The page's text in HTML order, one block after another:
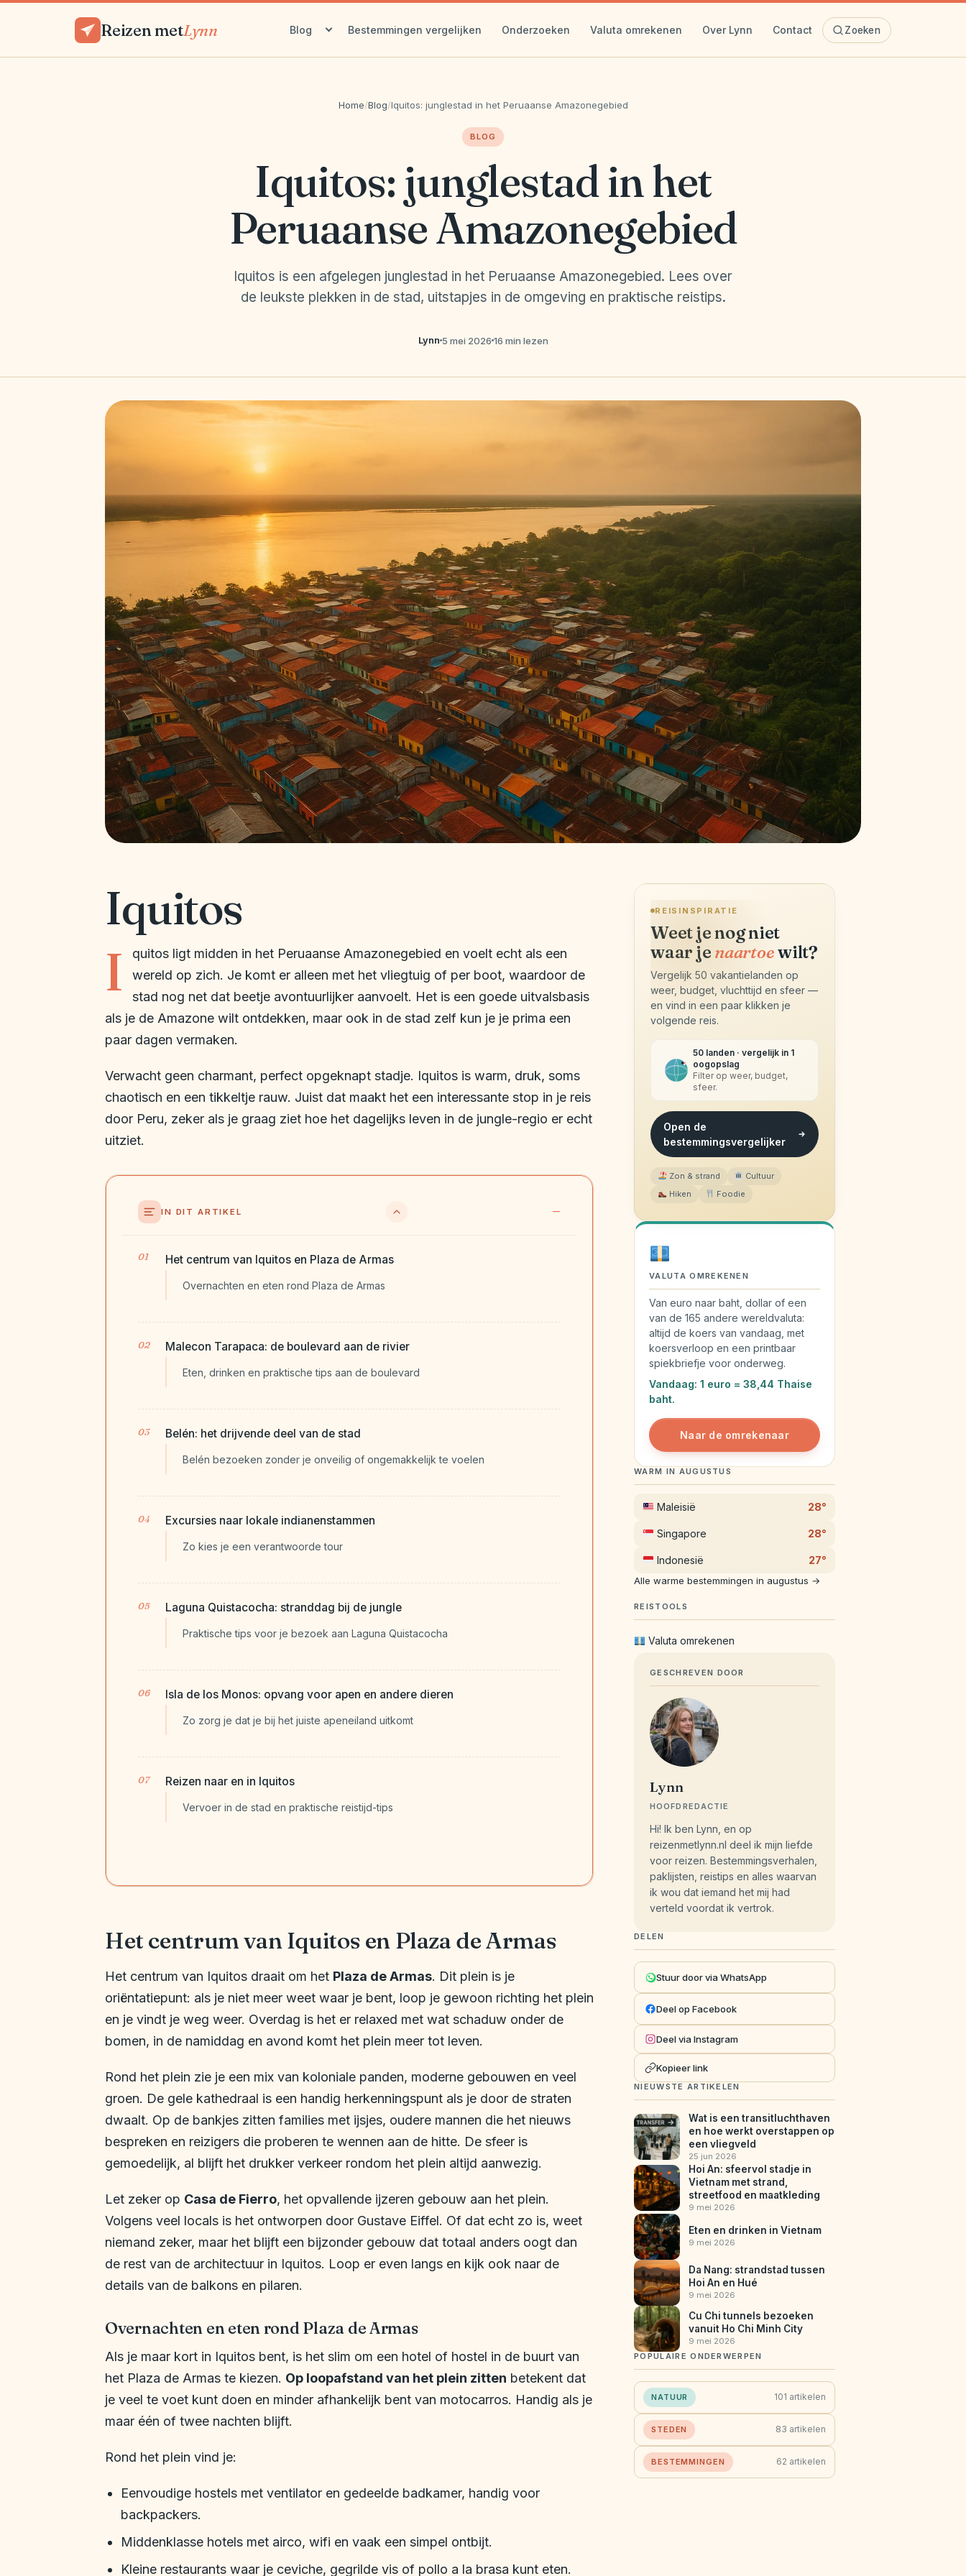
Reizen metLynn Blog Bestemmingen vergelijken Onderzoeken Valuta omrekenen Over Lynn Contact Zoeken
Home/Blog/Iquitos: junglestad in het Peruaanse Amazonegebied
BLOG
Iquitos: junglestad in het
Peruaanse Amazonegebied
Iquitos is een afgelegen junglestad in het Peruaanse Amazonegebied. Lees over
de leukste plekken in de stad, uitstapjes in de omgeving en praktische reistips.
Lynn 5 mei 2026 16 min lezen
Iquitos
I
quitos ligt midden in het Peruaanse Amazonegebied en voelt echt als een
wereld op zich. Je komt er alleen met het vliegtuig of per boot, waardoor de
stad nog net dat beetje avontuurlijker aanvoelt. Het is een goede uitvalsbasis
als je de Amazone wilt ontdekken, maar ook in de stad zelf kun je je prima een
paar dagen vermaken.
Verwacht geen charmant, perfect opgeknapt stadje. Iquitos is warm, druk, soms
chaotisch en een tikkeltje rauw. Juist dat maakt het een interessante stop in je reis
door Peru, zeker als je graag ziet hoe het dagelijks leven in de jungle-regio er echt
uitziet.
IN DIT ARTIKEL
Het centrum van Iquitos en Plaza de Armas
Overnachten en eten rond Plaza de Armas
Malecon Tarapaca: de boulevard aan de rivier
Eten, drinken en praktische tips aan de boulevard
Belén: het drijvende deel van de stad
Belén bezoeken zonder je onveilig of ongemakkelijk te voelen
Excursies naar lokale indianenstammen
Zo kies je een verantwoorde tour
Laguna Quistacocha: stranddag bij de jungle
Praktische tips voor je bezoek aan Laguna Quistacocha
Isla de los Monos: opvang voor apen en andere dieren
Zo zorg je dat je bij het juiste apeneiland uitkomt
Reizen naar en in Iquitos
Vervoer in de stad en praktische reistijd-tips
Het centrum van Iquitos en Plaza de Armas
Het centrum van Iquitos draait om het Plaza de Armas. Dit plein is je
oriëntatiepunt: als je niet meer weet waar je bent, loop je gewoon richting het plein
en je vindt je weg weer. Overdag is het er relaxed met wat schaduw onder de
bomen, in de namiddag en avond komt het plein meer tot leven.
Rond het plein zie je een mix van koloniale panden, moderne gebouwen en veel
groen. De gele kathedraal is een handig herkenningspunt als je door de straten
dwaalt. Op de bankjes zitten families met ijsjes, oudere mannen die het nieuws
bespreken en reizigers die proberen te wennen aan de hitte. De sfeer is
gemoedelijk, al blijft het drukker verkeer rondom het plein altijd aanwezig.
Let zeker op Casa de Fierro, het opvallende ijzeren gebouw aan het plein.
Volgens veel locals is het ontworpen door Gustave Eiffel. Of dat echt zo is, weet
niemand zeker, maar het blijft een bijzonder gebouw dat totaal anders oogt dan
de rest van de architectuur in Iquitos. Loop er even langs en kijk ook naar de
details van de balkons en pilaren.
Overnachten en eten rond Plaza de Armas
Als je maar kort in Iquitos bent, is het slim om een hotel of hostel in de buurt van
het Plaza de Armas te kiezen. Op loopafstand van het plein zitten betekent dat
je veel te voet kunt doen en minder afhankelijk bent van motocarros. Handig als je
maar één of twee nachten blijft.
Rond het plein vind je:
Eenvoudige hostels met ventilator en gedeelde badkamer, handig voor
backpackers.
Middenklasse hotels met airco, wifi en vaak een simpel ontbijt.
Kleine restaurants waar je ceviche, gegrilde vis of pollo a la brasa kunt eten.
REISINSPIRATIE
Weet je nog niet
waar je naartoewilt?
Vergelijk 50 vakantielanden op
weer, budget, vluchttijd en sfeer —
en vind in een paar klikken je
volgende reis.
50 landen · vergelijk in 1
oogopslag
Filter op weer, budget,
sfeer.
Open de
bestemmingsvergelijker
Zon & strand
Cultuur
Hiken
Foodie
VALUTA OMREKENEN
Van euro naar baht, dollar of een
van de 165 andere wereldvaluta:
altijd de koers van vandaag, met
koersverloop en een printbaar
spiekbriefje voor onderweg.
Vandaag: 1 euro = 38,44 Thaise
baht.
Naar de omrekenaar
WARM IN AUGUSTUS
Maleisië 28°
Singapore 28°
Indonesië 27°
Alle warme bestemmingen in augustus →
REISTOOLS
Valuta omrekenen
GESCHREVEN DOOR
Lynn
HOOFDREDACTIE
Hi! Ik ben Lynn, en op
reizenmetlynn.nl deel ik mijn liefde
voor reizen. Bestemmingsverhalen,
paklijsten, reistips en alles waarvan
ik wou dat iemand het mij had
verteld voordat ik vertrok.
DELEN
Stuur door via WhatsApp
Deel op Facebook
Deel via Instagram
Kopieer link
NIEUWSTE ARTIKELEN
Wat is een transitluchthaven
en hoe werkt overstappen op
een vliegveld
25 jun 2026
Hoi An: sfeervol stadje in
Vietnam met strand,
streetfood en maatkleding
9 mei 2026
Eten en drinken in Vietnam
9 mei 2026
Da Nang: strandstad tussen
Hoi An en Hué
9 mei 2026
Cu Chi tunnels bezoeken
vanuit Ho Chi Minh City
9 mei 2026
POPULAIRE ONDERWERPEN
NATUUR 101 artikelen
STEDEN 83 artikelen
BESTEMMINGEN 62 artikelen